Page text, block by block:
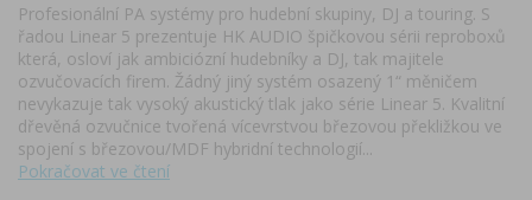
Profesionální PA systémy pro hudební skupiny, DJ a touring. S
řadou Linear 5 prezentuje HK AUDIO špičkovou sérii reproboxů
která, osloví jak ambiciózní hudebníky a DJ, tak majitele
ozvučovacích firem. Žádný jiný systém osazený 1“ měničem
nevykazuje tak vysoký akustický tlak jako série Linear 5. Kvalitní
dřevěná ozvučnice tvořená vícevrstvou březovou překližkou ve
spojení s březovou/MDF hybridní technologií
Pokračovat ve čtení